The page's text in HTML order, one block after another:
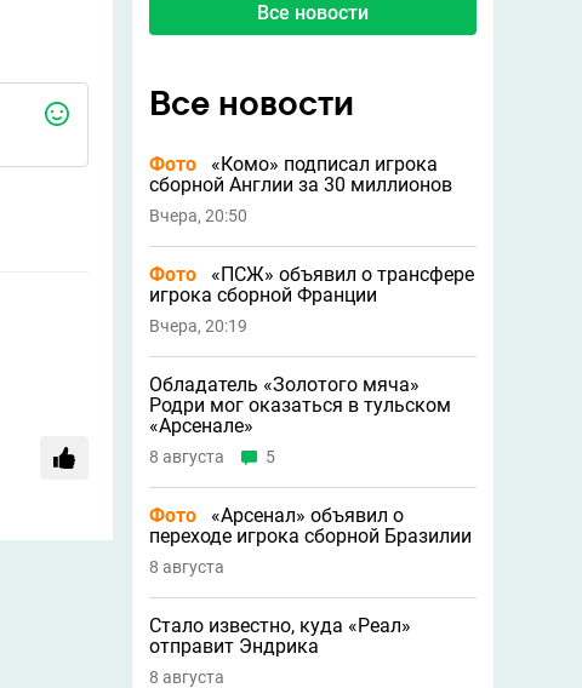
Все новости
Все новости
Фото
«Комо» подписал игрока
сборной Англии за 30 миллионов
Вчера, 20:50
Фото
«ПСЖ» объявил о трансфере
игрока сборной Франции
Вчера, 20:19
Обладатель «Золотого мяча»
Родри мог оказаться в тульском
«Арсенале»
8 августа 5
Фото
«Арсенал» объявил о
переходе игрока сборной Бразилии
8 августа
Стало известно, куда «Реал»
отправит Эндрика
8 августа